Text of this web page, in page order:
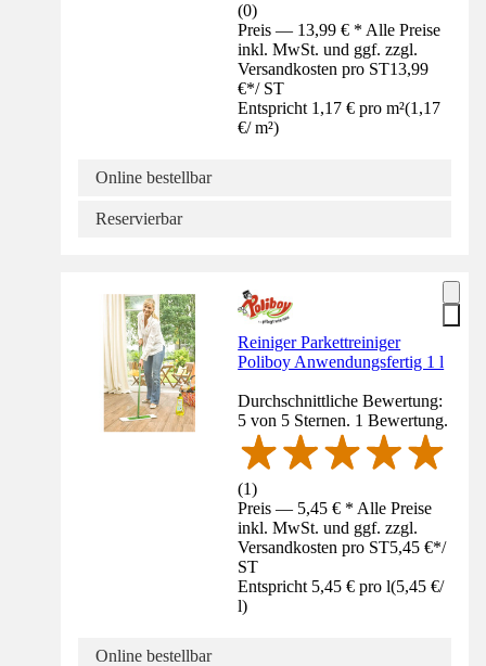
(0)
Preis — 13,99 € * Alle Preise
inkl. MwSt. und ggf. zzgl.
Versandkosten pro ST13,99
€*/ ST
Entspricht 1,17 € pro m²(1,17
€/ m²)
Online bestellbar
Reservierbar
Reiniger Parkettreiniger
Poliboy Anwendungsfertig 1 l
Durchschnittliche Bewertung:
5 von 5 Sternen. 1 Bewertung.
(1)
Preis — 5,45 € * Alle Preise
inkl. MwSt. und ggf. zzgl.
Versandkosten pro ST5,45 €*/
ST
Entspricht 5,45 € pro l(5,45 €/
l)
Online bestellbar